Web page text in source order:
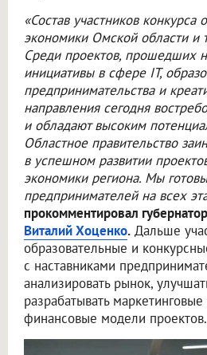
«Состав участников конкурса
экономики Омской области и
Среди проектов, прошедших
инициативы в сфере IT,
предпринимательства и
направления сегодня
и обладают высоким
Областное правительство
в успешном развитии
экономики региона. Мы
предпринимателей на всех
прокомментировал
Виталий Хоценко. Дальше
образовательные и
с наставниками
анализировать рынок,
разрабатывать маркетинговые
финансовые модели проектов.